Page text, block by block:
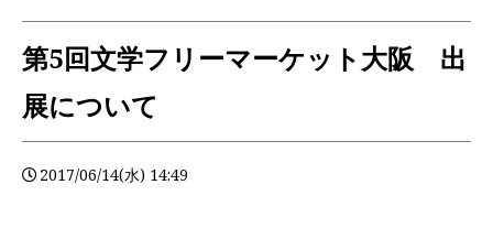
第5回文学フリーマーケット大阪 出
展について
2017/06/14(水) 14:49